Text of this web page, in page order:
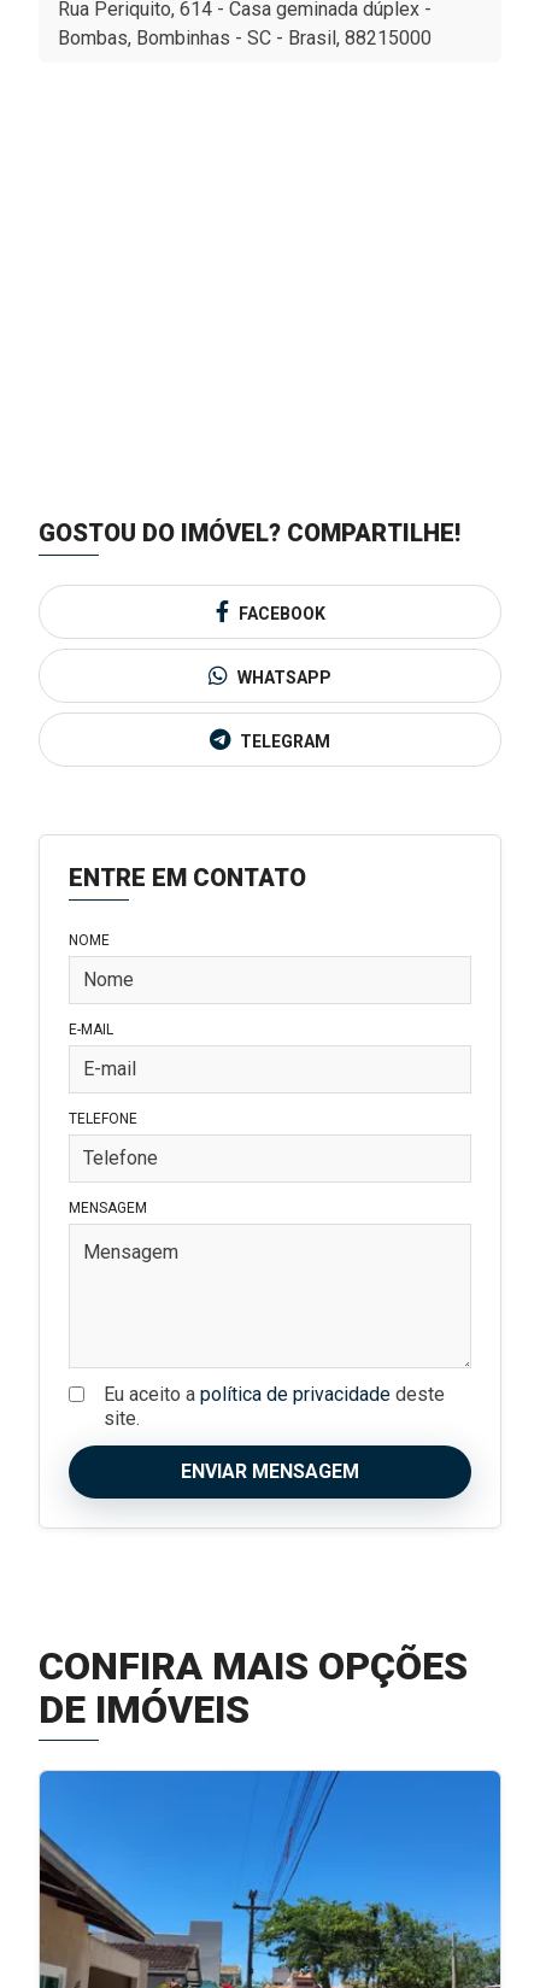
ENTRE EM CONTATO
NOME
E-MAIL
TELEFONE
MENSAGEM
Eu aceito a política de privacidade deste
site.
ENVIAR MENSAGEM
Rua Periquito, 614 - Casa geminada dúplex -
Bombas, Bombinhas - SC - Brasil, 88215000
GOSTOU DO IMÓVEL? COMPARTILHE!
FACEBOOK
WHATSAPP
TELEGRAM
CONFIRA MAIS OPÇÕES
DE IMÓVEIS